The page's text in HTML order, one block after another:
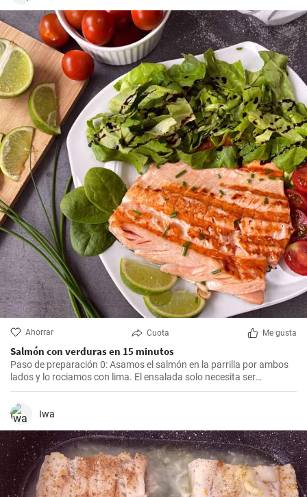
Ahorrar Cuota Me gusta
Salmón con verduras en 15 minutos
Paso de preparación 0: Asamos el salmón en la parrilla por ambos
lados y lo rociamos con lima. El ensalada solo necesita ser
condimentada con balsámico, aceite de oliva y sal del Himalaya.
Iwa